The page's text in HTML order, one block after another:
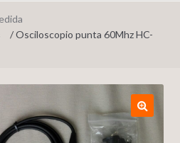
/ Osciloscopio punta 60Mhz HC-